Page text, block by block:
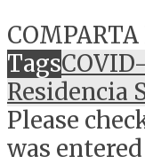
Tags
Residencia
Please
was